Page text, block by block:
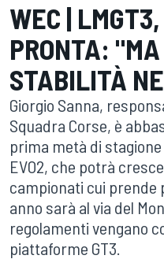
WEC |
PRONTA:
STABILITÀ
Giorgio Sanna,
Squadra Corse, è
prima metà di stagione
EVO2, che potrà
campionati cui prende
anno sarà al via del
regolamenti vengano
piattaforme GT3.